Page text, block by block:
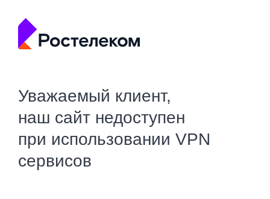
Уважаемый клиент,
наш сайт недоступен
при использовании VPN
сервисов